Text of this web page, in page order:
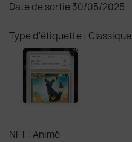
Date de sortie 30/05/2025
Type d'étiquette : Classique
NFT : Animé